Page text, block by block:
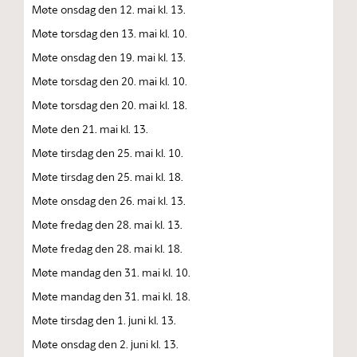
Møte onsdag den 12. mai kl. 13.
Møte torsdag den 13. mai kl. 10.
Møte onsdag den 19. mai kl. 13.
Møte torsdag den 20. mai kl. 10.
Møte torsdag den 20. mai kl. 18.
Møte den 21. mai kl. 13.
Møte tirsdag den 25. mai kl. 10.
Møte tirsdag den 25. mai kl. 18.
Møte onsdag den 26. mai kl. 13.
Møte fredag den 28. mai kl. 13.
Møte fredag den 28. mai kl. 18.
Møte mandag den 31. mai kl. 10.
Møte mandag den 31. mai kl. 18.
Møte tirsdag den 1. juni kl. 13.
Møte onsdag den 2. juni kl. 13.